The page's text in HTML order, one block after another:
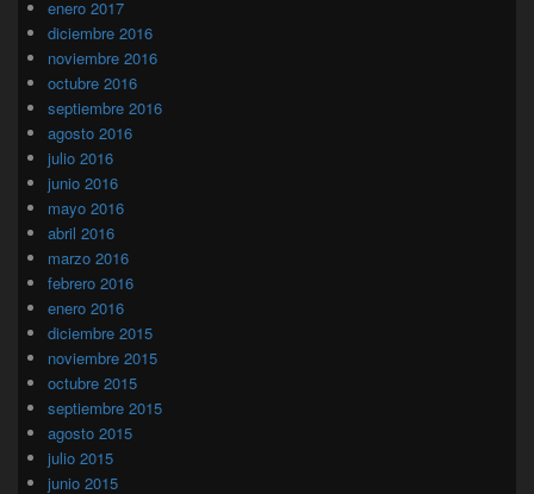
enero 2017
diciembre 2016
noviembre 2016
octubre 2016
septiembre 2016
agosto 2016
julio 2016
junio 2016
mayo 2016
abril 2016
marzo 2016
febrero 2016
enero 2016
diciembre 2015
noviembre 2015
octubre 2015
septiembre 2015
agosto 2015
julio 2015
junio 2015